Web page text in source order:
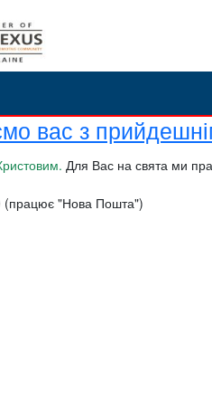
вас з
Для Вас на свята ми
(працює "Нова Пошта")